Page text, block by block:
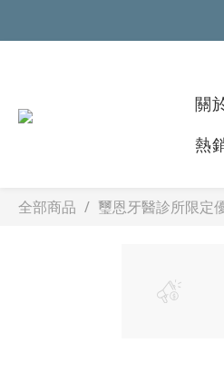
關
熱
全部商品 璽恩牙醫診所限定